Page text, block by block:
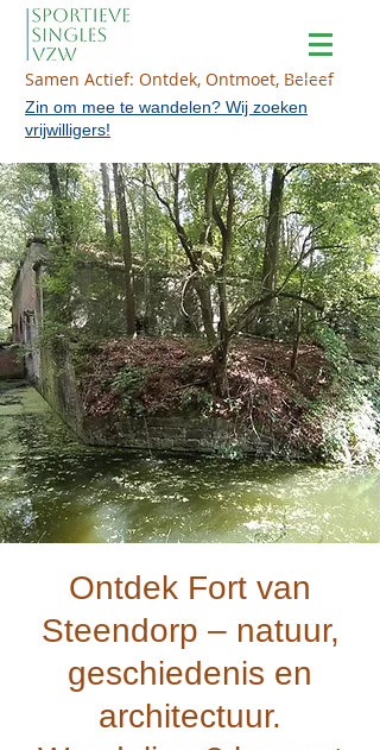
Samen Actief: Ontdek, Ontmoet, Beleef
Zin om mee te wandelen? Wij zoeken
vrijwilligers!
Ontdek Fort van
Steendorp – natuur,
geschiedenis en
architectuur.